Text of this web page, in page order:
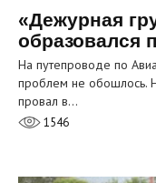
«Дежурная
образовался
На путепроводе по
проблем не обошлось.
провал в…
1546